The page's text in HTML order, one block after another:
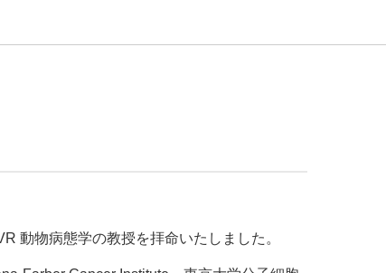
動物病態学の教授を拝命いたしました。